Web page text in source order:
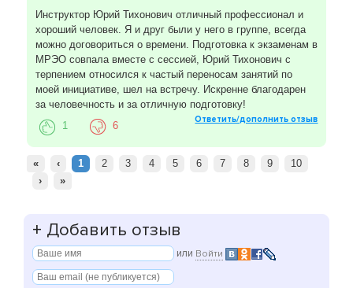
Инструктор Юрий Тихонович отличный профессионал и
хороший человек. Я и друг были у него в группе, всегда
можно договориться о времени. Подготовка к экзаменам в
МРЭО совпала вместе с сессией, Юрий Тихонович с
терпением относился к частый переносам занятий по
моей инициативе, шел на встречу. Искренне благодарен
за человечность и за отличную подготовку!
Ответить/дополнить отзыв
1 6
« ‹ 1 2 3 4 5 6 7 8 9
10
›
»
+ Добавить отзыв
или Войти